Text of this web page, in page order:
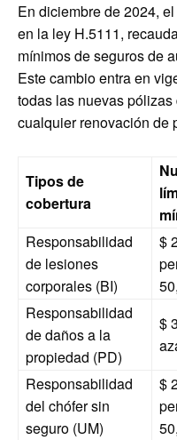
En diciembre de 2024,
en la ley H.5111,
mínimos de seguros de
Este cambio entra en
todas las nuevas
cualquier renovación de
Tipos de
cobertura
Responsabilidad
de lesiones
corporales (BI)
$
Responsabilidad
de daños a la
propiedad (PD)
$
Responsabilidad
del chófer sin
seguro (UM)
$